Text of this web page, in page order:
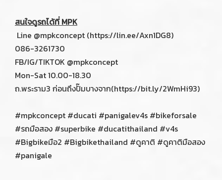
สนใจดูรถได้ที่ MPK
Line @mpkconcept (https://lin.ee/Axn1DG8)
086-3261730
FB/IG/TIKTOK @mpkconcept
Mon-Sat 10.00-18.30
ถ.พระราม3 ก่อนถึงปั๊มบางจาก(https://bit.ly/2WmHi93)
#mpkconcept #ducati #panigalev4s #bikeforsale
#รถมือสอง #superbike #ducatithailand #v4s
#Bigbikeมือ2 #Bigbikethailand #ดูคาติ #ดูคาติมือสอง
#panigale